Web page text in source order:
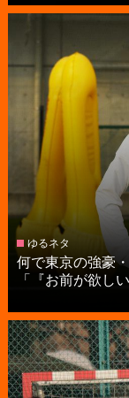
ゆるネタ
何で東京の強豪
「『お前が欲し